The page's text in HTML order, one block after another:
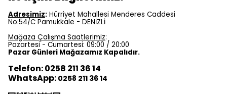
Adresimiz: Hürriyet Mahallesi Menderes Caddesi
No:54/C Pamukkale - DENİZLİ
Mağaza Çalışma Saatlerimiz:
Pazartesi - Cumartesi: 09:00 / 20:00
Pazar Günleri Mağazamız Kapalıdır.
Telefon: 0258 211 36 14
WhatsApp: 0258 211 36 14